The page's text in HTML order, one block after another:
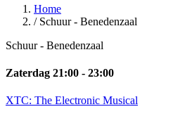
Home
/ Schuur - Benedenzaal
Schuur - Benedenzaal
Zaterdag 21:00 - 23:00
XTC: The Electronic Musical